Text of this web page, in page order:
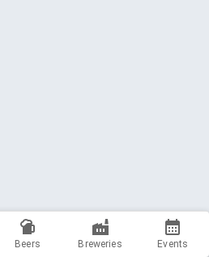
Beers Breweries Events